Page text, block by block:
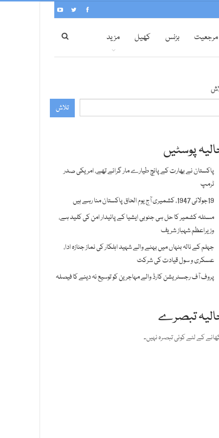
مرجعیت بزنس کھیل مزید
تلاش
پوسٹیں
پاکستان نے بھارت کے پانچ طیارے مار گرائے تھے، امریکی صدر
ٹرمپ
19جولائی 1947، کشمیری آج یوم الحاق پاکستان منا رہے ہیں
مسئلہ کشمیر کا حل ہی جنوبی ایشیا کے پائیدار امن کی کلید ہے،
وزیراعظم شہباز شریف
جہلم کے نالہ بنہاں میں بہنے والے شہید اہلکار کی نماز جنازہ ادا،
عسکری و سول قیادت کی شرکت
پروف آف رجسٹریشن کارڈ والے مہاجرین کو توسیع نہ دینے کا فیصلہ
تبصرے
کے لئے کوئی تبصرہ نہیں۔